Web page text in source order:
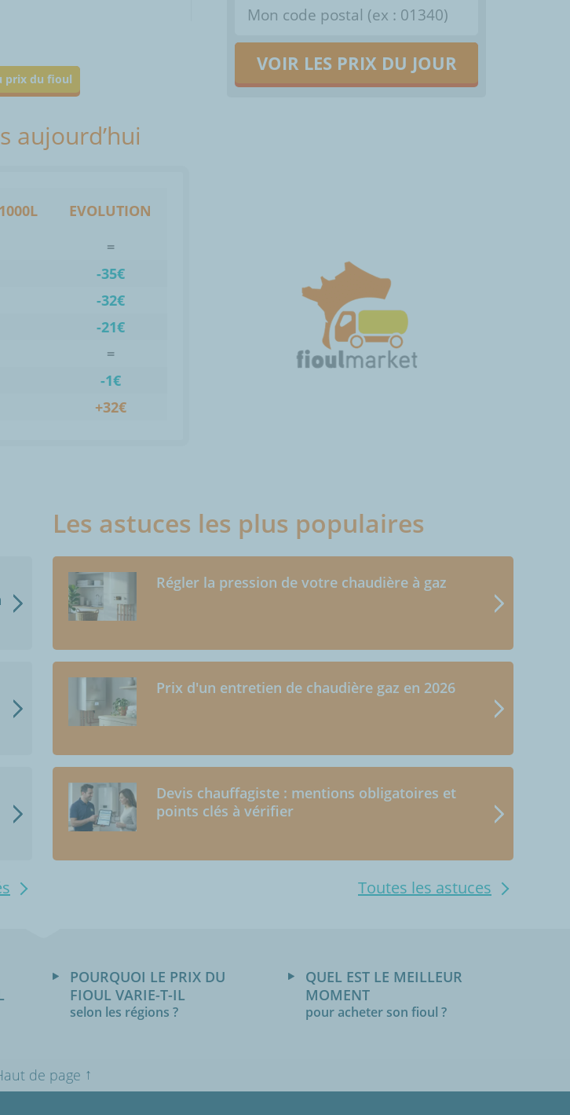
prix du fioul
VOIR LES PRIX DU JOUR
aujourd’hui
EVOLUTION
=
-35€
-32€
-21€
=
-1€
+32€
Les astuces les plus populaires
Régler la pression de votre chaudière à gaz
Prix d'un entretien de chaudière gaz en 2026
Devis chauffagiste : mentions obligatoires et
points clés à vérifier
Toutes les astuces
POURQUOI LE PRIX DU
FIOUL VARIE-T-IL
selon les régions ?
QUEL EST LE MEILLEUR
MOMENT
pour acheter son fioul ?
de page ↑